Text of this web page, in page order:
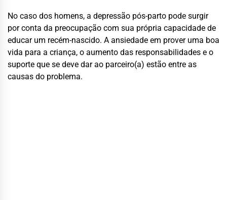
No caso dos homens, a depressão pós-parto pode surgir
por conta da preocupação com sua própria capacidade de
educar um recém-nascido. A ansiedade em prover uma boa
vida para a criança, o aumento das responsabilidades e o
suporte que se deve dar ao parceiro(a) estão entre as
causas do problema.